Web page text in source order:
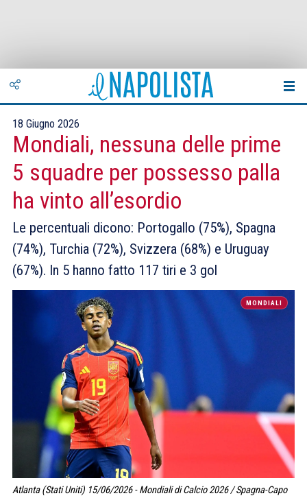
18 Giugno 2026
Mondiali, nessuna delle prime
5 squadre per possesso palla
ha vinto all’esordio
Le percentuali dicono: Portogallo (75%), Spagna
(74%), Turchia (72%), Svizzera (68%) e Uruguay
(67%). In 5 hanno fatto 117 tiri e 3 gol
MONDIALI
Atlanta (Stati Uniti) 15/06/2026 - Mondiali di Calcio 2026 / Spagna-Capo